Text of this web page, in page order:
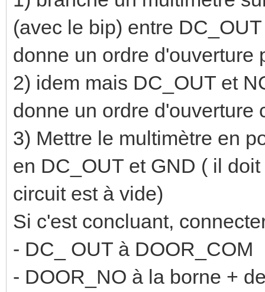
(avec le bip) entre
donne un ordre d'ouverture
2) idem mais DC_OUT et
donne un ordre d'ouverture
3) Mettre le multimètre en
en DC_OUT et GND ( il
circuit est à vide)
Si c'est concluant,
- DC_ OUT à DOOR_COM
- DOOR_NO à la borne +